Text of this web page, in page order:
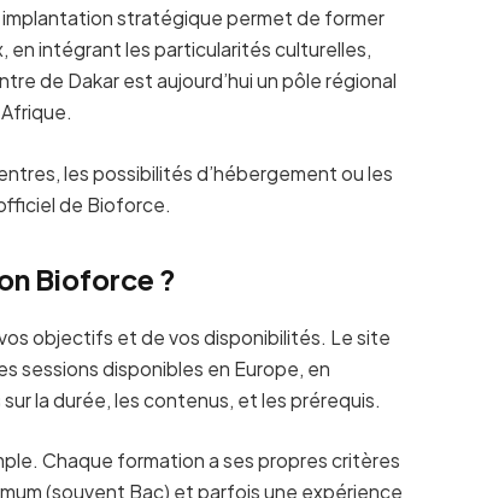
stratégique permet de former
en intégrant les particularités culturelles,
de Dakar est aujourd’hui un pôle régional
les possibilités d’hébergement ou les
de Bioforce.
Bioforce ?
objectifs et de vos disponibilités. Le site
sessions disponibles en Europe, en
la durée, les contenus, et les prérequis.
Chaque formation a ses propres critères
(souvent Bac) et parfois une expérience